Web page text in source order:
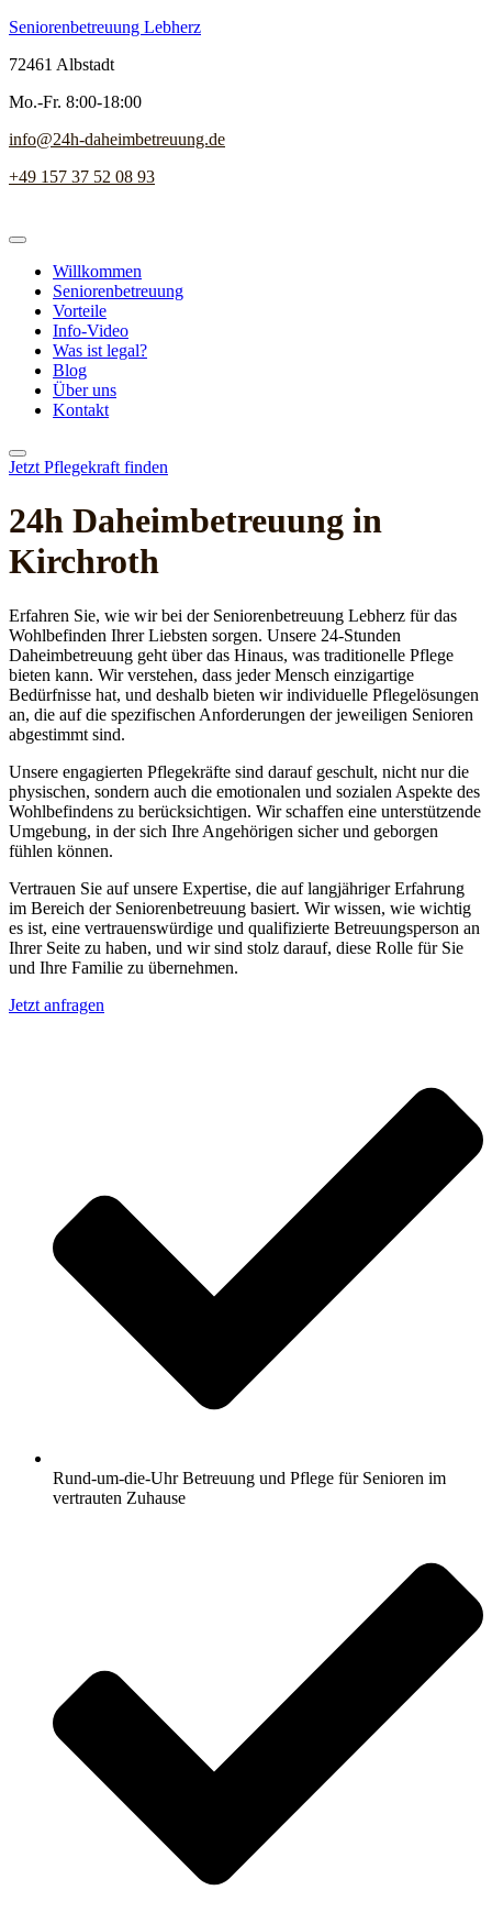
Seniorenbetreuung Lebherz
72461 Albstadt
Mo.-Fr. 8:00-18:00
info@24h-daheimbetreuung.de
+49 157 37 52 08 93
Willkommen
Seniorenbetreuung
Vorteile
Info-Video
Was ist legal?
Blog
Über uns
Kontakt
Jetzt Pflegekraft finden
24h Daheim­betreuung in
Kirchroth
Erfahren Sie, wie wir bei der Seniorenbetreuung Lebherz für das
Wohlbefinden Ihrer Liebsten sorgen. Unsere 24-Stunden
Daheimbetreuung geht über das Hinaus, was traditionelle Pflege
bieten kann. Wir verstehen, dass jeder Mensch einzigartige
Bedürfnisse hat, und deshalb bieten wir individuelle Pflegelösungen
an, die auf die spezifischen Anforderungen der jeweiligen Senioren
abgestimmt sind.
Unsere engagierten Pflegekräfte sind darauf geschult, nicht nur die
physischen, sondern auch die emotionalen und sozialen Aspekte des
Wohlbefindens zu berücksichtigen. Wir schaffen eine unterstützende
Umgebung, in der sich Ihre Angehörigen sicher und geborgen
fühlen können.
Vertrauen Sie auf unsere Expertise, die auf langjähriger Erfahrung
im Bereich der Seniorenbetreuung basiert. Wir wissen, wie wichtig
es ist, eine vertrauenswürdige und qualifizierte Betreuungsperson an
Ihrer Seite zu haben, und wir sind stolz darauf, diese Rolle für Sie
und Ihre Familie zu übernehmen.
Jetzt anfragen
Rund-um-die-Uhr Betreuung und Pflege für Senioren im
vertrauten Zuhause